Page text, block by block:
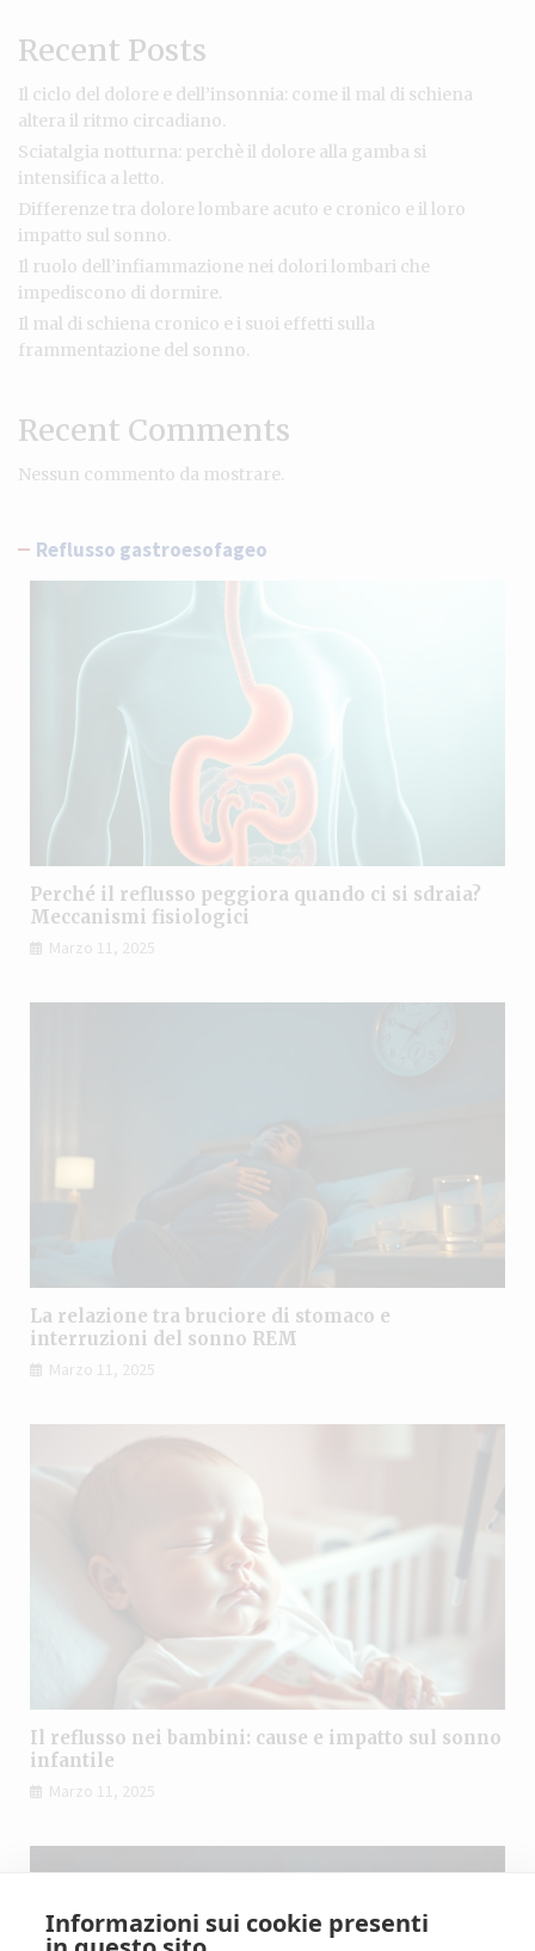
Recent Posts
Il ciclo del dolore e dell’insonnia: come il mal di schiena
altera il ritmo circadiano.
Sciatalgia notturna: perchè il dolore alla gamba si
intensifica a letto.
Differenze tra dolore lombare acuto e cronico e il loro
impatto sul sonno.
Il ruolo dell’infiammazione nei dolori lombari che
impediscono di dormire.
Il mal di schiena cronico e i suoi effetti sulla
frammentazione del sonno.
Recent Comments
Nessun commento da mostrare.
Reflusso gastroesofageo
Perché il reflusso peggiora quando ci si sdraia?
Meccanismi fisiologici
Marzo 11, 2025
La relazione tra bruciore di stomaco e
interruzioni del sonno REM
Marzo 11, 2025
Il reflusso nei bambini: cause e impatto sul sonno
infantile
Marzo 11, 2025
Informazioni sui cookie presenti